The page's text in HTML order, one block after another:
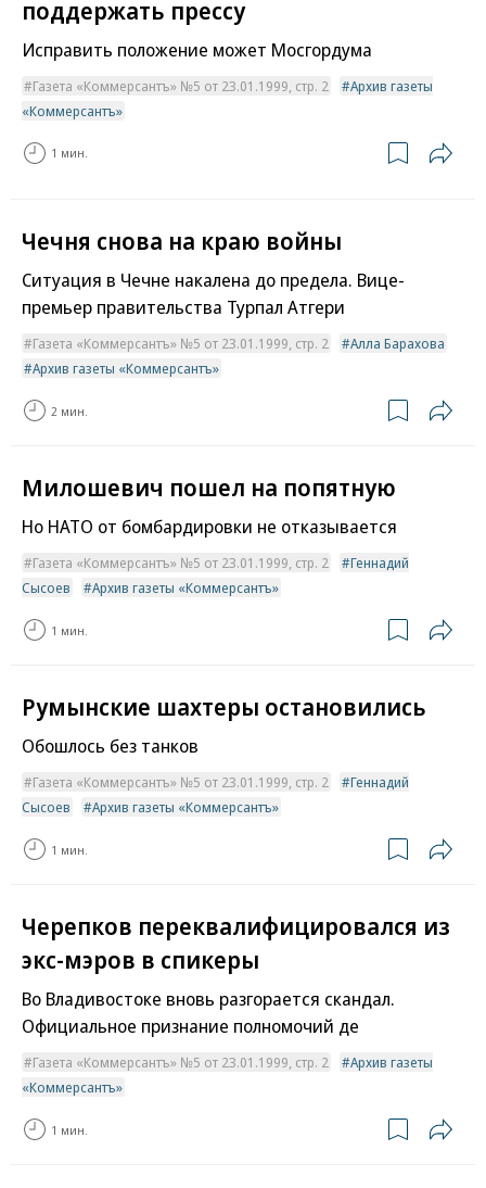
поддержать прессу
Исправить положение может Мосгордума
Газета «Коммерсантъ» №5 от 23.01.1999, стр. 2
Архив газеты
«Коммерсантъ»
1 мин.
Чечня снова на краю войны
Ситуация в Чечне накалена до предела. Вице-
премьер правительства Турпал Атгери
Газета «Коммерсантъ» №5 от 23.01.1999, стр. 2
Алла Барахова
Архив газеты «Коммерсантъ»
2 мин.
Милошевич пошел на попятную
Но НАТО от бомбардировки не отказывается
Газета «Коммерсантъ» №5 от 23.01.1999, стр. 2
Геннадий
Сысоев
Архив газеты «Коммерсантъ»
1 мин.
Румынские шахтеры остановились
Обошлось без танков
Газета «Коммерсантъ» №5 от 23.01.1999, стр. 2
Геннадий
Сысоев
Архив газеты «Коммерсантъ»
1 мин.
Черепков переквалифицировался из
экс-мэров в спикеры
Во Владивостоке вновь разгорается скандал.
Официальное признание полномочий де
Газета «Коммерсантъ» №5 от 23.01.1999, стр. 2
Архив газеты
«Коммерсантъ»
1 мин.